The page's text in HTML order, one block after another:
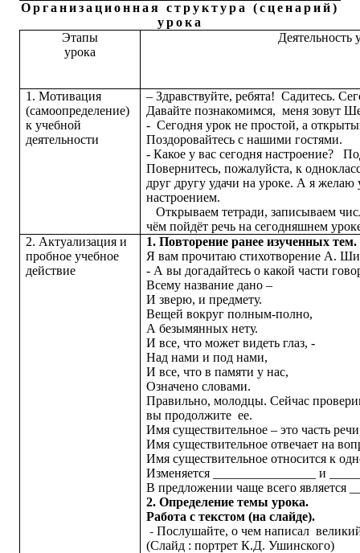
Организационная структура (сценарий)
урока
Этапы
урока
Деятельность
1. Мотивация
(самоопределение)
к учебной
деятельности
– Здравствуйте, ребята! Садитесь.
Давайте познакомимся, меня зовут
- Сегодня урок не простой, а
Поздоровайтесь с нашими гостями.
- Какое у вас сегодня настроение?
Повернитесь, пожалуйста, к
друг другу удачи на уроке. А я
настроением.
Открываем тетради, записываем
чём пойдёт речь на сегодняшнем
2. Актуализация и
пробное учебное
действие
1. Повторение ранее изученных тем.
Я вам прочитаю стихотворение А.
- А вы догадайтесь о какой части
Всему название дано –
И зверю, и предмету.
Вещей вокруг полным-полно,
А безымянных нету.
И все, что может видеть глаз, -
Над нами и под нами,
И все, что в памяти у нас,
Означено словами.
Правильно, молодцы. Сейчас
вы продолжите ее.
Имя существительное – это часть
Имя существительное отвечает на
Имя существительное относится к
Изменяется ________________ и
В предложении чаще всего является
2. Определение темы урока.
Работа с текстом (на слайде).
-Послушайте, о чем написал
(Слайд : портрет К.Д. Ушинского)